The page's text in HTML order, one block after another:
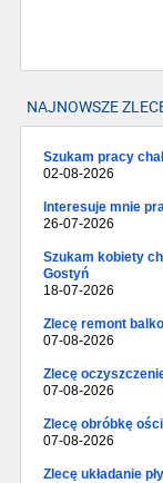
NAJNOWSZE
Szukam pracy
02-08-2026
Interesuje mnie
26-07-2026
Szukam kobiety
Gostyń
18-07-2026
Zlecę remont
07-08-2026
Zlecę
07-08-2026
Zlecę obróbkę
07-08-2026
Zlecę układanie